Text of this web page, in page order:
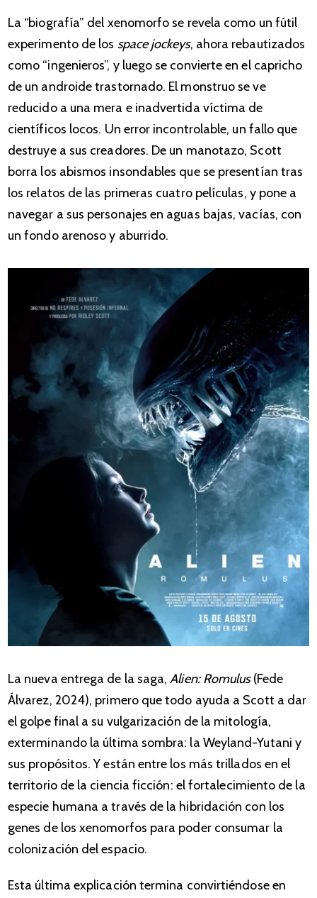
La “biografía” del xenomorfo se revela como un fútil
experimento de los space jockeys, ahora rebautizados
como “ingenieros”, y luego se convierte en el capricho
de un androide trastornado. El monstruo se ve
reducido a una mera e inadvertida víctima de
científicos locos. Un error incontrolable, un fallo que
destruye a sus creadores. De un manotazo, Scott
borra los abismos insondables que se presentían tras
los relatos de las primeras cuatro películas, y pone a
navegar a sus personajes en aguas bajas, vacías, con
un fondo arenoso y aburrido.
La nueva entrega de la saga,Alien: Romulus(Fede
Álvarez, 2024), primero que todo ayuda a Scott a dar
el golpe final a su vulgarización de la mitología,
exterminando la última sombra: la Weyland-Yutani y
sus propósitos. Y están entre los más trillados en el
territorio de la ciencia ficción: el fortalecimiento de la
especie humana a través de la hibridación con los
genes de los xenomorfos para poder consumar la
colonización del espacio.
Esta última explicación termina convirtiéndose en